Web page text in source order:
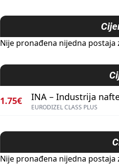
Nije pronađena nijedna postaja
1.75€ INA – Industrija
EURODIZEL CLASS PLUS
Nije pronađena nijedna postaja